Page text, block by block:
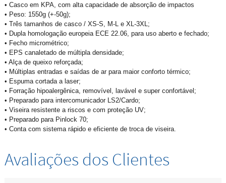
• Casco em KPA, com alta capacidade de absorção de impactos
• Peso: 1550g (+-50g);
• Três tamanhos de casco / XS-S, M-L e XL-3XL;
• Dupla homologação europeia ECE 22.06, para uso aberto e fechado;
• Fecho micrométrico;
• EPS canaletado de múltipla densidade;
• Alça de queixo reforçada;
• Múltiplas entradas e saídas de ar para maior conforto térmico;
• Espuma cortada a laser;
• Forração hipoalergênica, removível, lavável e super confortável;
• Preparado para intercomunicador LS2/Cardo;
• Viseira resistente a riscos e com proteção UV;
• Preparado para Pinlock 70;
• Conta com sistema rápido e eficiente de troca de viseira.
Avaliações dos Clientes